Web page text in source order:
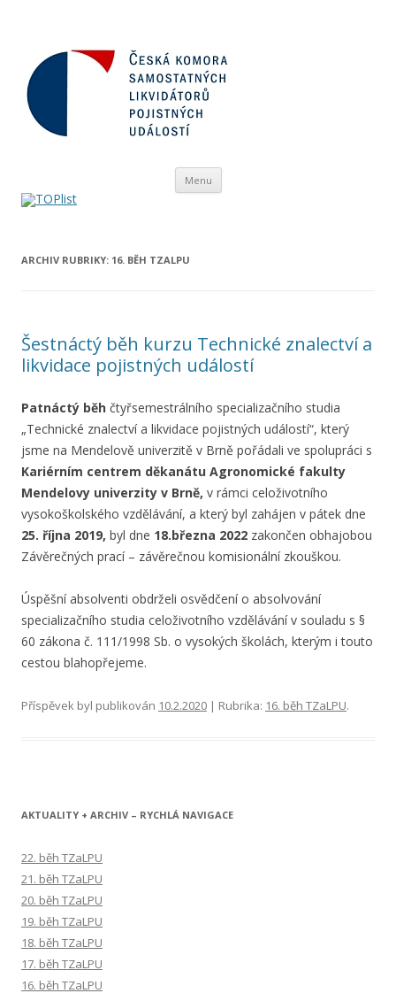
Menu Přejít
obsahu
ARCHIV RUBRIKY: 16. BĚH TZALPU
Šestnáctý běh kurzu Technické znalectví a
likvidace pojistných událostí
Patnáctý běh čtyřsemestrálního specializačního studia
„Technické znalectví a likvidace pojistných událostí“, který
jsme na Mendelově univerzitě v Brně pořádali ve spolupráci s
Kariérním centrem děkanátu Agronomické fakulty
Mendelovy univerzity v Brně, v rámci celoživotního
vysokoškolského vzdělávání, a který byl zahájen v pátek dne
25. října 2019, byl dne 18.března 2022 zakončen obhajobou
Závěrečných prací – závěrečnou komisionální zkouškou.
Úspěšní absolventi obdrželi osvědčení o absolvování
specializačního studia celoživotního vzdělávání v souladu s §
60 zákona č. 111/1998 Sb. o vysokých školách, kterým i touto
cestou blahopřejeme.
Příspěvek byl publikován 10.2.2020 | Rubrika: 16. běh TZaLPU.
AKTUALITY + ARCHIV – RYCHLÁ NAVIGACE
22. běh TZaLPU
21. běh TZaLPU
20. běh TZaLPU
19. běh TZaLPU
18. běh TZaLPU
17. běh TZaLPU
16. běh TZaLPU